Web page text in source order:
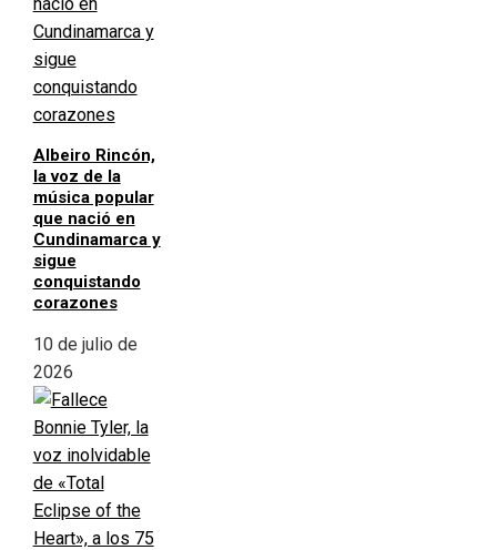
Albeiro Rincón,
la voz de la
música popular
que nació en
Cundinamarca y
sigue
conquistando
corazones
10 de julio de
2026